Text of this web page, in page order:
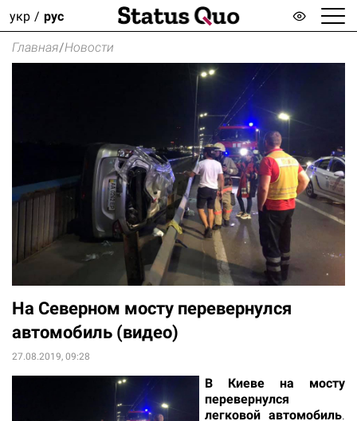
укр рус
Главная/Новости
На Северном мосту перевернулся
автомобиль (видео)
27.08.2019, 09:28
В Киеве на мосту
перевернулся
легковой автомобиль.